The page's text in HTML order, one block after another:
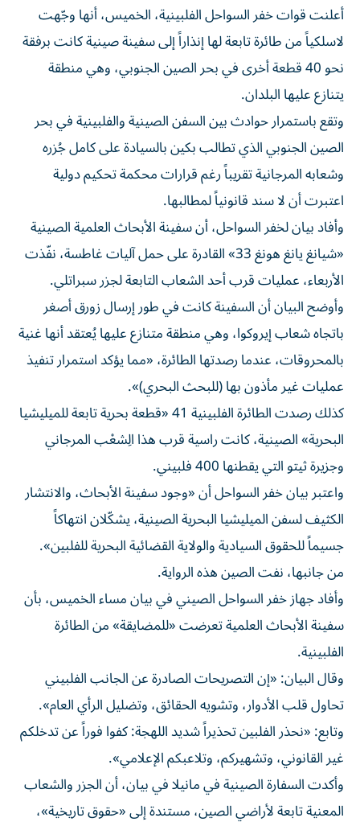
أعلنت قوات خفر السواحل الفلبينية، الخميس، أنها وجّهت
لاسلكياً من طائرة تابعة لها إنذاراً إلى سفينة صينية كانت برفقة
نحو 40 قطعة أخرى في بحر الصين الجنوبي، وهي منطقة
يتنازع عليها البلدان.
وتقع باستمرار حوادث بين السفن الصينية والفلبينية في بحر
الصين الجنوبي الذي تطالب بكين بالسيادة على كامل جُزره
وشعابه المرجانية تقريباً رغم قرارات محكمة تحكيم دولية
اعتبرت أن لا سند قانونياً لمطالبها.
وأفاد بيان لخفر السواحل، أن سفينة الأبحاث العلمية الصينية
«شيانغ يانغ هونغ 33» القادرة على حمل آليات غاطسة، نفّذت
الأربعاء، عمليات قرب أحد الشعاب التابعة لجزر سبراتلي.
وأوضح البيان أن السفينة كانت في طور إرسال زورق أصغر
باتجاه شعاب إيروكوا، وهي منطقة متنازع عليها يُعتقد أنها غنية
بالمحروقات، عندما رصدتها الطائرة، «مما يؤكد استمرار تنفيذ
عمليات غير مأذون بها (للبحث البحري)».
كذلك رصدت الطائرة الفلبينية 41 «قطعة بحرية تابعة للميليشيا
البحرية» الصينية، كانت راسية قرب هذا الِشعْب المرجاني
وجزيرة ثيتو التي يقطنها 400 فلبيني.
واعتبر بيان خفر السواحل أن «وجود سفينة الأبحاث، والانتشار
الكثيف لسفن الميليشيا البحرية الصينية، يشكّلان انتهاكاً
جسيماً للحقوق السيادية والولاية القضائية البحرية للفلبين».
من جانبها، نفت الصين هذه الرواية.
وأفاد جهاز خفر السواحل الصيني في بيان مساء الخميس، بأن
سفينة الأبحاث العلمية تعرضت «للمضايقة» من الطائرة
الفلبينية.
وقال البيان: «إن التصريحات الصادرة عن الجانب الفلبيني
تحاول قلب الأدوار، وتشويه الحقائق، وتضليل الرأي العام».
وتابع: «نحذر الفلبين تحذيراً شديد اللهجة: كفوا فوراً عن تدخلكم
غير القانوني، وتشهيركم، وتلاعبكم الإعلامي».
وأكدت السفارة الصينية في مانيلا في بيان، أن الجزر والشعاب
المعنية تابعة لأراضي الصين، مستندة إلى «حقوق تاريخية»،